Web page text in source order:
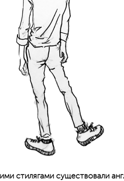
стилягами существовали